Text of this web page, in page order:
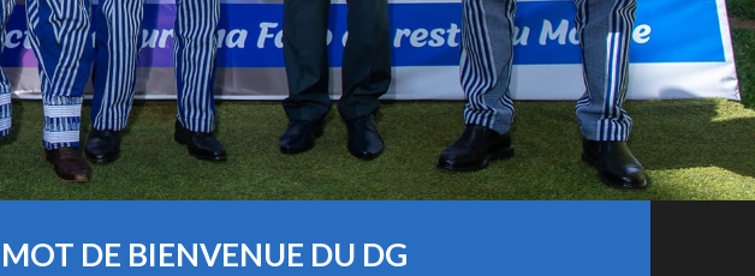
MOT DE BIENVENUE DU DG